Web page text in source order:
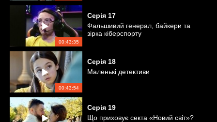
00:43:35
Серія 17
Фальшивий генерал, байкери та
зірка кіберспорту
00:43:54
Серія 18
Маленькі детективи
Серія 19
Що приховує секта «Новий світ»?